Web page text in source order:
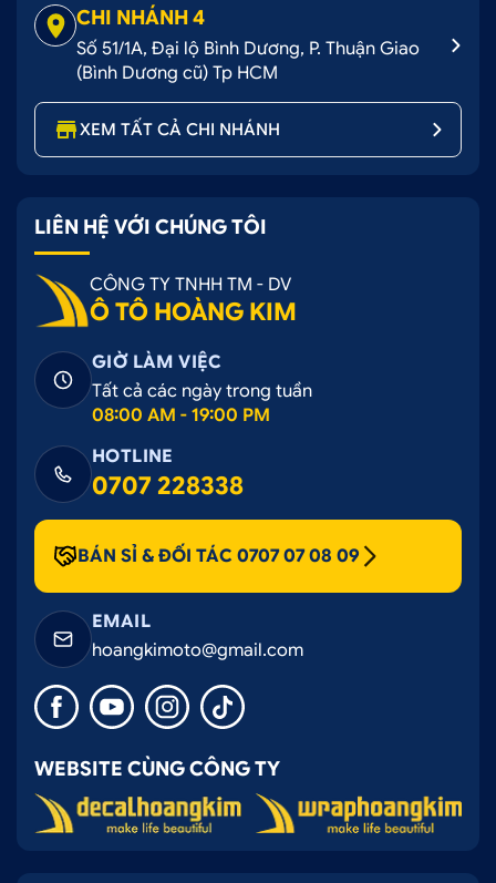
CHI NHÁNH 4
Số 51/1A, Đại lộ Bình Dương, P. Thuận Giao
(Bình Dương cũ) Tp HCM
XEM TẤT CẢ CHI NHÁNH
LIÊN HỆ VỚI CHÚNG TÔI
CÔNG TY TNHH TM - DV
Ô TÔ HOÀNG KIM
GIỜ LÀM VIỆC
Tất cả các ngày trong tuần
08:00 AM - 19:00 PM
HOTLINE
0707 228338
BÁN SỈ & ĐỐI TÁC 0707 07 08 09
EMAIL
hoangkimoto@gmail.com
WEBSITE CÙNG CÔNG TY